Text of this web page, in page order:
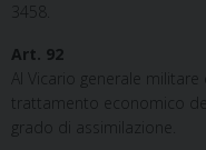
3458.
Art. 92
Al Vicario generale
trattamento economico
grado di assimilazione.